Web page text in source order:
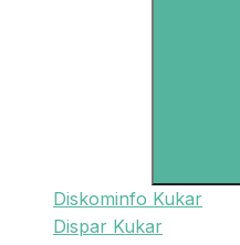
Diskominfo Kukar
Dispar Kukar